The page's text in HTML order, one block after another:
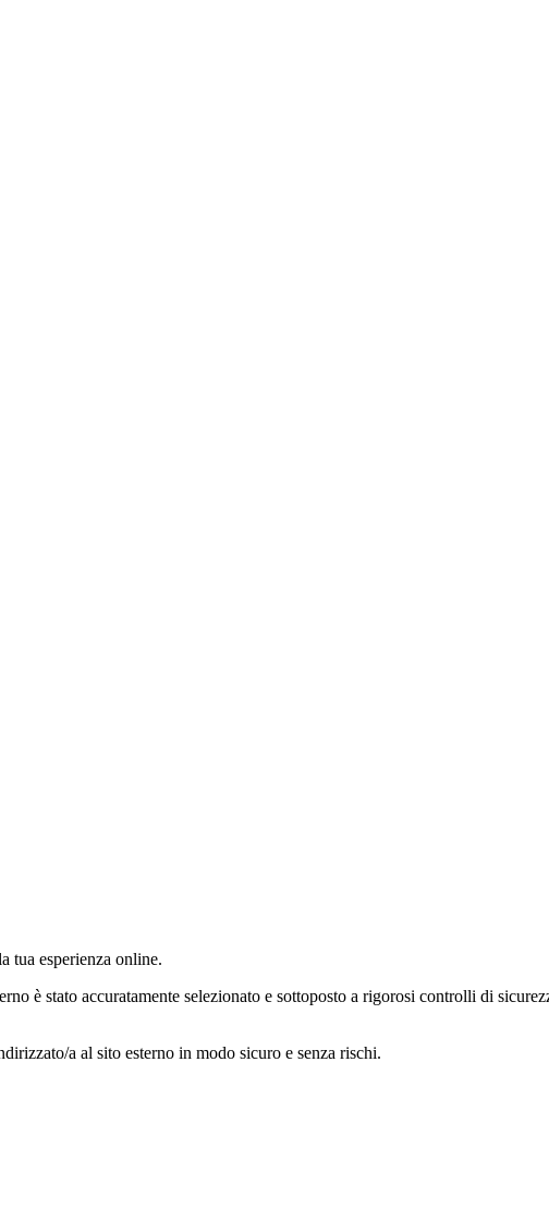
tua esperienza online.
è stato accuratamente selezionato e sottoposto a rigorosi controlli di
a al sito esterno in modo sicuro e senza rischi.